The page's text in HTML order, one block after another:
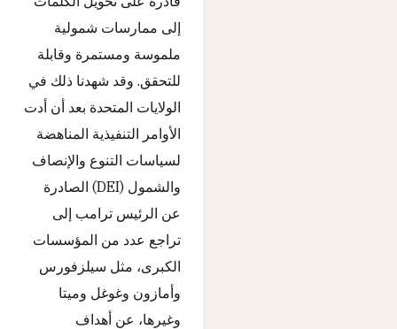
إلى ممارسات شمولية
ملموسة ومستمرة وقابلة
للتحقق. وقد شهدنا ذلك في
الولايات المتحدة بعد أن أدت
الأوامر التنفيذية المناهضة
لسياسات التنوع والإنصاف
والشمول (DEI) الصادرة
عن الرئيس ترامب إلى
تراجع عدد من المؤسسات
الكبرى، مثل سيلزفورس
وأمازون وغوغل وميتا
وغيرها، عن أهداف